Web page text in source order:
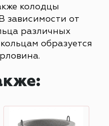
колодцы
зависимости от
различных
образуется